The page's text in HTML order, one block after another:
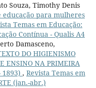
Souza, Timothy Denis
educação para mulheres
Temas em Educação:
Contínua - Qualis A4
Damasceno,
DO HIGIENISMO
ENSINO NA PRIMEIRA
1893) , Revista Temas em
(jan.-abr.)